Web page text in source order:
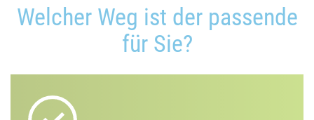
Welcher Weg ist der passende
für Sie?